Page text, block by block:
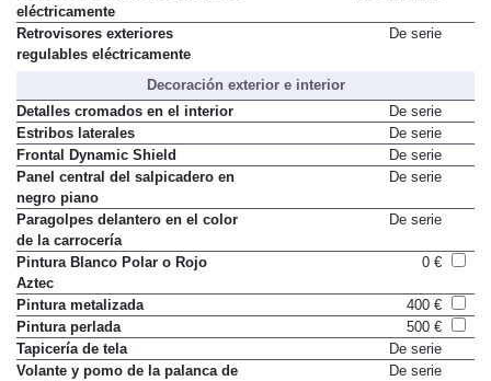
eléctricamente
Retrovisores exteriores
regulables eléctricamente
De serie
Decoración exterior e interior
Detalles cromados en el interior
De serie
Estribos laterales
De serie
Frontal Dynamic Shield
De serie
Panel central del salpicadero en
negro piano
De serie
Paragolpes delantero en el color
de la carrocería
De serie
Pintura Blanco Polar o Rojo
Aztec
0 €
Pintura metalizada
400 €
Pintura perlada
500 €
Tapicería de tela
De serie
Volante y pomo de la palanca de
De serie